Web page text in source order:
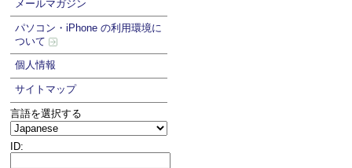
メールマガジン
パソコン・iPhone の利用環境に
ついて
個人情報
サイトマップ
言語を選択する
ID: